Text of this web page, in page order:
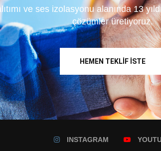
ve ses izolasyonu alanında 13
çözümler üretiyoruz.
HEMEN TEKLIF İSTE
INSTAGRAM